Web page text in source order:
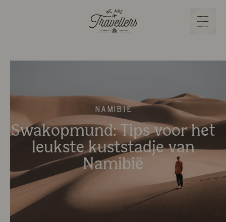
Namibië
Swakopmund: Tips voor het
leukste kuststadje van
Namibië